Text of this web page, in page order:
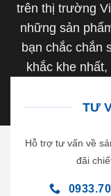
trên thị trường
những sản
bạn chắc chắn
khắc khe
TƯ
Hỗ trợ tư vấn về
đãi